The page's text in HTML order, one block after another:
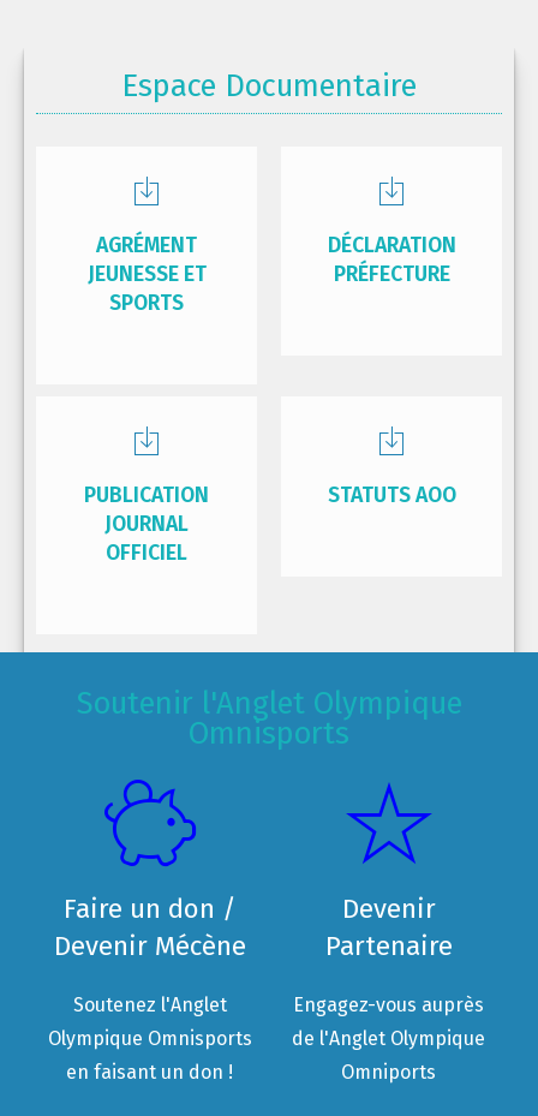
Espace Documentaire
AGRÉMENT
JEUNESSE ET
SPORTS
DÉCLARATION
PRÉFECTURE
PUBLICATION
JOURNAL
OFFICIEL
STATUTS AOO
Soutenir l'Anglet Olympique
Omnisports
Faire un don /
Devenir Mécène
Soutenez l'Anglet
Olympique Omnisports
en faisant un don !
Devenir
Partenaire
Engagez-vous auprès
de l'Anglet Olympique
Omniports